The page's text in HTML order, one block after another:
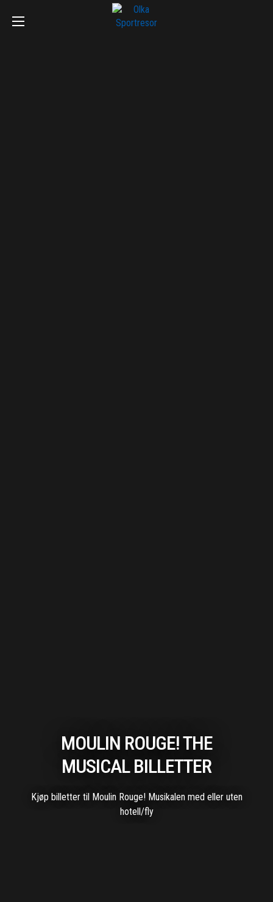
MOULIN ROUGE! THE
MUSICAL BILLETTER
Kjøp billetter til Moulin Rouge! Musikalen med eller uten
hotell/fly